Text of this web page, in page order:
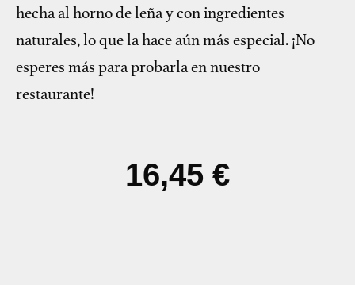
hecha al horno de leña y con ingredientes
naturales, lo que la hace aún más especial. ¡No
esperes más para probarla en nuestro
restaurante!
16,45 €